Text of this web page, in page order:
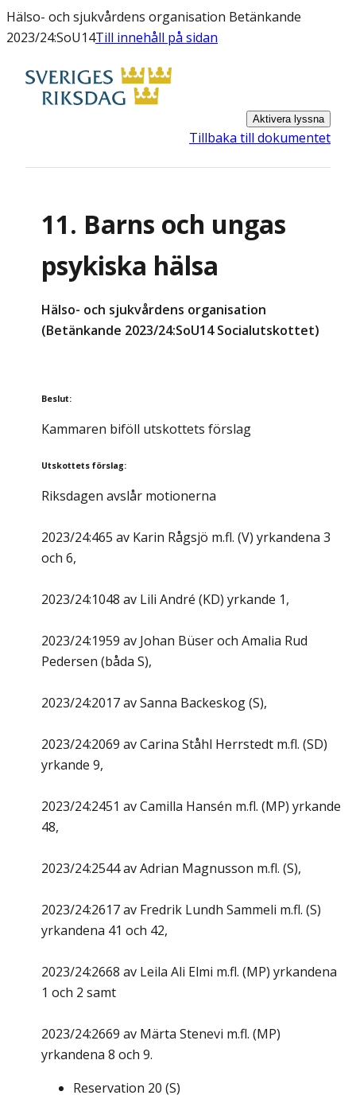
Hälso- och sjukvårdens organisation Betänkande
2023/24:SoU14Till innehåll på sidan
Aktivera lyssna
Tillbaka till dokumentet
11. Barns och ungas
psykiska hälsa
Hälso- och sjukvårdens organisation
(Betänkande 2023/24:SoU14 Socialutskottet)
Beslut:
Kammaren biföll utskottets förslag
Utskottets förslag:
Riksdagen avslår motionerna
2023/24:465 av Karin Rågsjö m.fl. (V) yrkandena 3
och 6,
2023/24:1048 av Lili André (KD) yrkande 1,
2023/24:1959 av Johan Büser och Amalia Rud
Pedersen (båda S),
2023/24:2017 av Sanna Backeskog (S),
2023/24:2069 av Carina Ståhl Herrstedt m.fl. (SD)
yrkande 9,
2023/24:2451 av Camilla Hansén m.fl. (MP) yrkande
48,
2023/24:2544 av Adrian Magnusson m.fl. (S),
2023/24:2617 av Fredrik Lundh Sammeli m.fl. (S)
yrkandena 41 och 42,
2023/24:2668 av Leila Ali Elmi m.fl. (MP) yrkandena
1 och 2 samt
2023/24:2669 av Märta Stenevi m.fl. (MP)
yrkandena 8 och 9.
Reservation 20 (S)